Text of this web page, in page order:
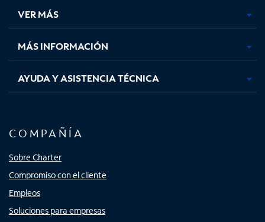
pestaña
nueva
pestaña
nueva
pestaña
nuevanueva
VER MÁS
MÁS INFORMACIÓN
AYUDA Y ASISTENCIA TÉCNICA
COMPAÑÍA
Sobre Charter
Compromiso con el cliente
Empleos
Soluciones para empresas